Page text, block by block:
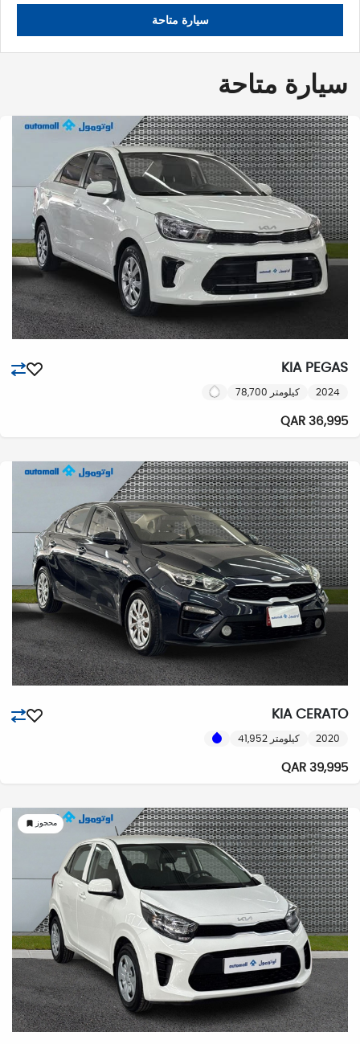
سيارة متاحة
سيارة متاحة
KIA PEGAS
2024 78,700 كيلومتر
36,995 QAR
KIA CERATO
2020 41,952 كيلومتر
39,995 QAR
محجوز